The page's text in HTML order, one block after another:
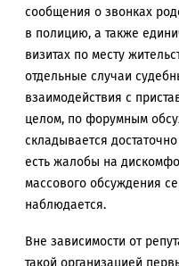
сообщения о звонках
в полицию, а также
визитах по месту
отдельные случаи
взаимодействия с
целом, по форумным
складывается
есть жалобы на
массового обсуждения
наблюдается.
Вне зависимости от
такой организацией